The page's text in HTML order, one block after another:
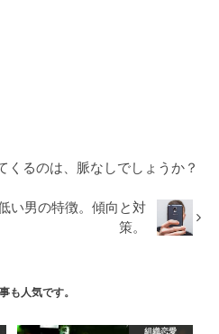
くるのは、脈なしでしょうか？
い男の特徴。傾向と対
策。
も人気です。
組織恋愛